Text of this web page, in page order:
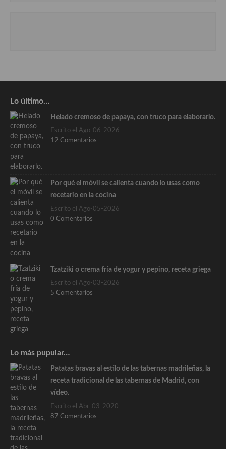
Lo último…
Helado cremoso de papaya, con truco para elaborarlo.
Escrito el Ago-06-2026
12 Comentarios
Por qué el móvil se calienta cuando lo usas como
recetario en la cocina
Escrito el Ago-05-2026
0 Comentarios
Tzatziki o crema fría de yogur y pepino, receta griega
Escrito el Ago-03-2026
5 Comentarios
Lo más pupular…
Patatas bravas al estilo de las tabernas madrileñas, la
receta tradicional de las tabernas de Madrid, con
vídeo.
Escrito el Abr-03-2020
87 Comentarios